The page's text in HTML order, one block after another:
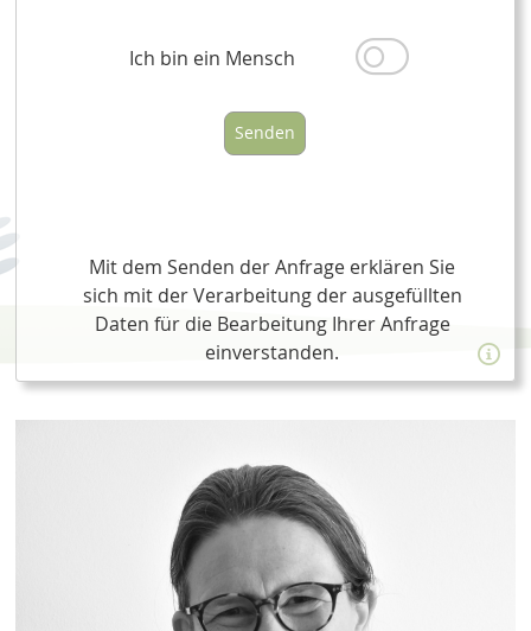
Ich bin ein Mensch
Senden
Mit dem Senden der Anfrage erklären Sie
sich mit der Verarbeitung der ausgefüllten
Daten für die Bearbeitung Ihrer Anfrage
einverstanden.